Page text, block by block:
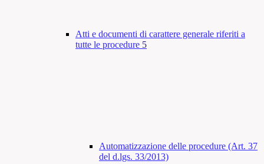
Atti e documenti di carattere generale riferiti a
tutte le procedure 5
Automatizzazione delle procedure (Art. 37
del d.lgs. 33/2013)